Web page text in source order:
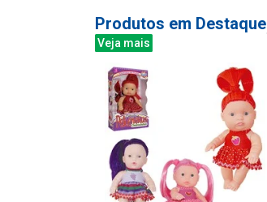
Produtos em Destaque
Veja mais